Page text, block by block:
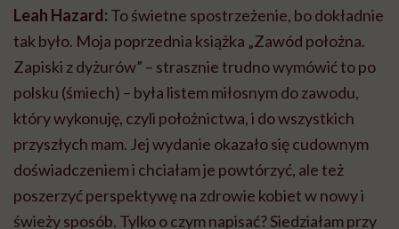
Leah Hazard: To świetne spostrzeżenie, bo dokładnie
tak było. Moja poprzednia książka „Zawód położna.
Zapiski z dyżurów” – strasznie trudno wymówić to po
polsku (śmiech) – była listem miłosnym do zawodu,
który wykonuję, czyli położnictwa, i do wszystkich
przyszłych mam. Jej wydanie okazało się cudownym
doświadczeniem i chciałam je powtórzyć, ale też
poszerzyć perspektywę na zdrowie kobiet w nowy i
świeży sposób. Tylko o czym napisać? Siedziałam przy